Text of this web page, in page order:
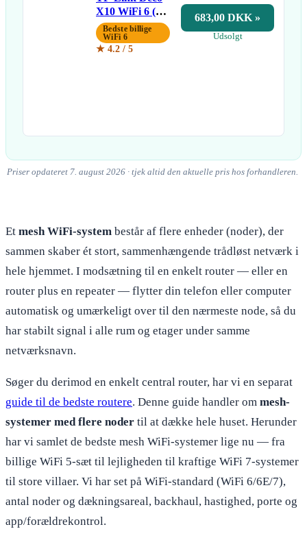
X10 WiFi 6 (2-
pak)
Bedste billige
WiFi 6
★ 4.2 / 5
683,00 DKK »
Udsolgt
Priser opdateret 7. august 2026 · tjek altid den aktuelle pris hos forhandleren.
Et mesh WiFi-system består af flere enheder (noder), der
sammen skaber ét stort, sammenhængende trådløst netværk i
hele hjemmet. I modsætning til en enkelt router — eller en
router plus en repeater — flytter din telefon eller computer
automatisk og umærkeligt over til den nærmeste node, så du
har stabilt signal i alle rum og etager under samme
netværksnavn.
Søger du derimod en enkelt central router, har vi en separat
guide til de bedste routere. Denne guide handler om mesh-
systemer med flere noder til at dække hele huset. Herunder
har vi samlet de bedste mesh WiFi-systemer lige nu — fra
billige WiFi 5-sæt til lejligheden til kraftige WiFi 7-systemer
til store villaer. Vi har set på WiFi-standard (WiFi 6/6E/7),
antal noder og dækningsareal, backhaul, hastighed, porte og
app/forældrekontrol.